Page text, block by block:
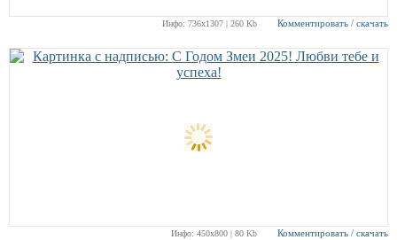
Инфо: 736х1307 | 260 Kb Комментировать / скачать
Инфо: 450х800 | 80 Kb Комментировать / скачать